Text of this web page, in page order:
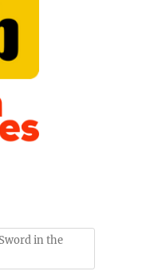
in the